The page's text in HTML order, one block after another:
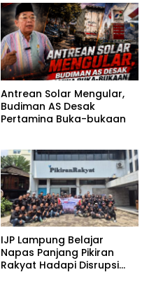
Antrean Solar Mengular,
Budiman AS Desak
Pertamina Buka-bukaan
IJP Lampung Belajar
Napas Panjang Pikiran
Rakyat Hadapi Disrupsi